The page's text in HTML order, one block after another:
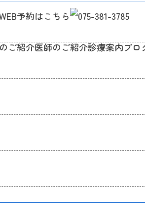
ご紹介医師のご紹介診療案内ブロ